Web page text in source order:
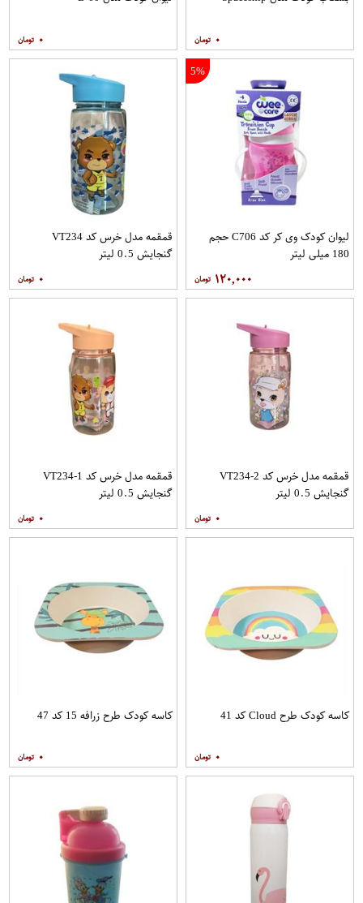
۰ ۰
5%
لیوان کودک وی کر کد C706 حجم
180 میلی لیتر
۱۲۰,۰۰۰
قمقمه مدل خرس کد VT234
گنجایش 0.5 لیتر
۰
قمقمه مدل خرس کد VT234-2
گنجایش 0.5 لیتر
۰
قمقمه مدل خرس کد VT234-1
گنجایش 0.5 لیتر
۰
کاسه کودک طرح Cloud کد 41
۰
کاسه کودک طرح زرافه 15 کد 47
۰